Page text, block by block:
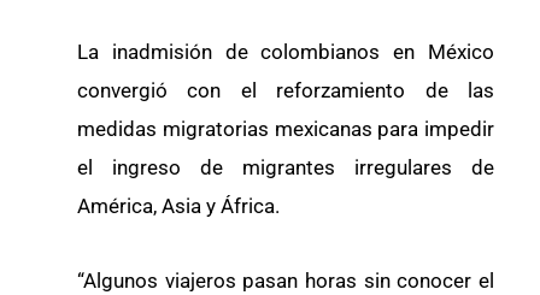
La inadmisión de colombianos en México
convergió con el reforzamiento de las
medidas migratorias mexicanas para impedir
el ingreso de migrantes irregulares de
América, Asia y África.
“Algunos viajeros pasan horas sin conocer el